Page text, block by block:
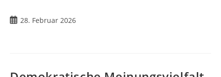
28. Februar 2026